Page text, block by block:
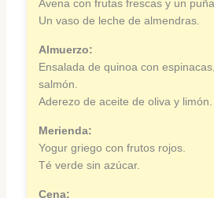
Avena con frutas frescas y un
Un vaso de leche de almendras.
Almuerzo:
Ensalada de quinoa con
salmón.
Aderezo de aceite de oliva y limón.
Merienda:
Yogur griego con frutos rojos.
Té verde sin azúcar.
Cena: